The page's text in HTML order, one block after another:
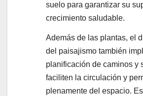
suelo para garantizar su
crecimiento saludable.
Además de las plantas, el
del paisajismo también
planificación de caminos y
faciliten la circulación y
plenamente del espacio.